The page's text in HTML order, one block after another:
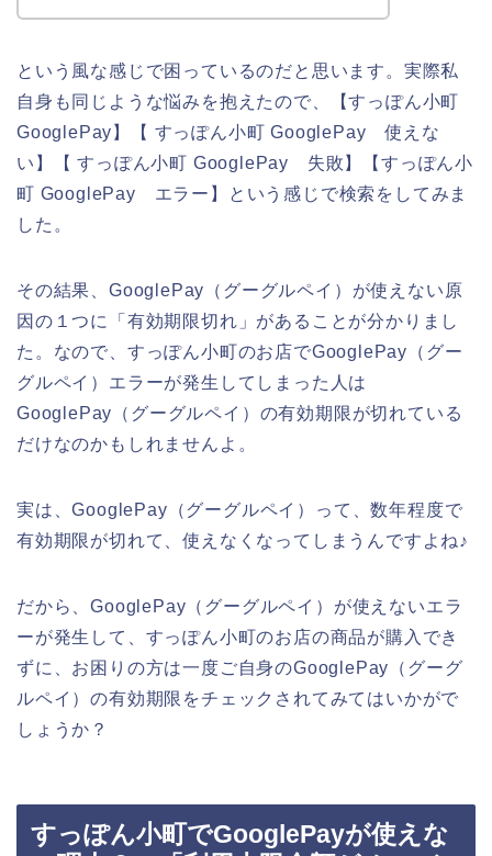
という風な感じで困っているのだと思います。実際私
自身も同じような悩みを抱えたので、【すっぽん小町
GooglePay】【 すっぽん小町 GooglePay 使えな
い】【 すっぽん小町 GooglePay 失敗】【すっぽん小
町 GooglePay エラー】という感じで検索をしてみま
した。
その結果、GooglePay（グーグルペイ）が使えない原
因の１つに「有効期限切れ」があることが分かりまし
た。なので、すっぽん小町のお店でGooglePay（グー
グルペイ）エラーが発生してしまった人は
GooglePay（グーグルペイ）の有効期限が切れている
だけなのかもしれませんよ。
実は、GooglePay（グーグルペイ）って、数年程度で
有効期限が切れて、使えなくなってしまうんですよね♪
だから、GooglePay（グーグルペイ）が使えないエラ
ーが発生して、すっぽん小町のお店の商品が購入でき
ずに、お困りの方は一度ご自身のGooglePay（グーグ
ルペイ）の有効期限をチェックされてみてはいかがで
しょうか？
すっぽん小町でGooglePayが使えな